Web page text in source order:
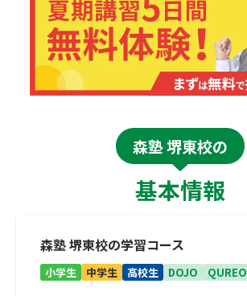
森塾 堺東校の
基本情報
森塾 堺東校の学習コース
小学生 中学生 高校生 DOJO QUREO